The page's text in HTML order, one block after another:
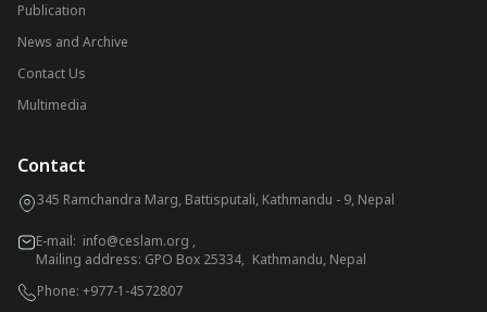
Publication
News and Archive
Contact Us
Multimedia
Contact
345 Ramchandra Marg, Battisputali, Kathmandu - 9, Nepal
E-mail: info@ceslam.org ,
Mailing address: GPO Box 25334, Kathmandu, Nepal
Phone: +977-1-4572807